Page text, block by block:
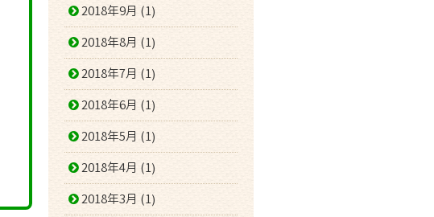
2018年9月 (1)
2018年8月 (1)
2018年7月 (1)
2018年6月 (1)
2018年5月 (1)
2018年4月 (1)
2018年3月 (1)